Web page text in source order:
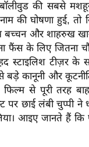
की सबसे
की घोषणा हुई,
बच्चन और शाहरुख
के लिए जितना
स्टाइलिश टीज़र
कानूनी और
से पूरी तरह
पर छाई लंबी चुप्पी
आइए जानते हैं